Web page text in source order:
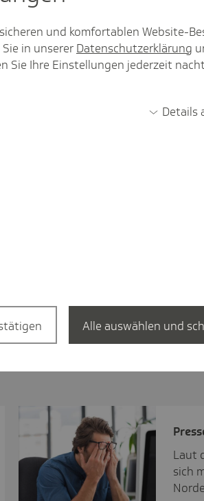
TK
Laut
sich
und komfortablen Website-
in unserer Datenschutzerklärung
Sie Ihre Einstellungen jederzeit
Details
Alle auswählen und